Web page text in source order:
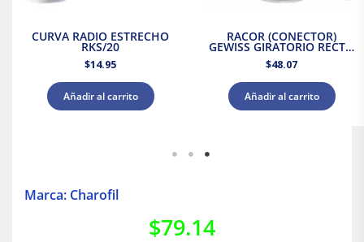
CURVA RADIO ESTRECHO
RKS/20
$14.95
Añadir al carrito
RACOR (CONECTOR)
GEWISS GIRATORIO RECTO
CON PASO METRICO IP54
25MM
$48.07
Añadir al carrito
Marca: Charofil
$79.14